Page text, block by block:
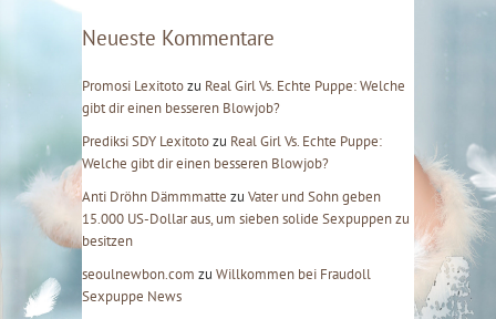
y
e
Neueste Kommentare
Promosi Lexitotozu Real Girl Vs. Echte Puppe: Welche
gibt dir einen besseren Blowjob?
Prediksi SDY Lexitotozu Real Girl Vs. Echte Puppe:
Welche gibt dir einen besseren Blowjob?
Anti Dröhn Dämmmatte zu Vater und Sohn geben
15.000 US-Dollar aus, um sieben solide Sexpuppen zu
besitzen
seoulnewbon.com zu Willkommen bei Fraudoll
Sexpuppe News